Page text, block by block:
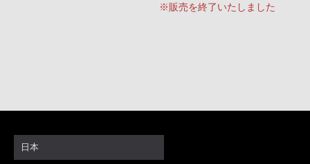
※販売を終了いたしました
日本